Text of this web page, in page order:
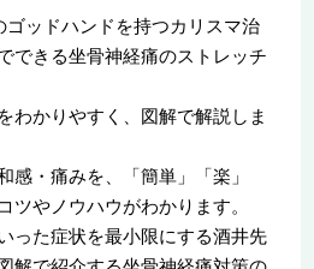
ゴッドハンドを持つカリスマ治
できる坐骨神経痛のストレッチ
わかりやすく、図解で解説しま
感・痛みを、「簡単」「楽」
ツやノウハウがわかります。
った症状を最小限にする酒井先